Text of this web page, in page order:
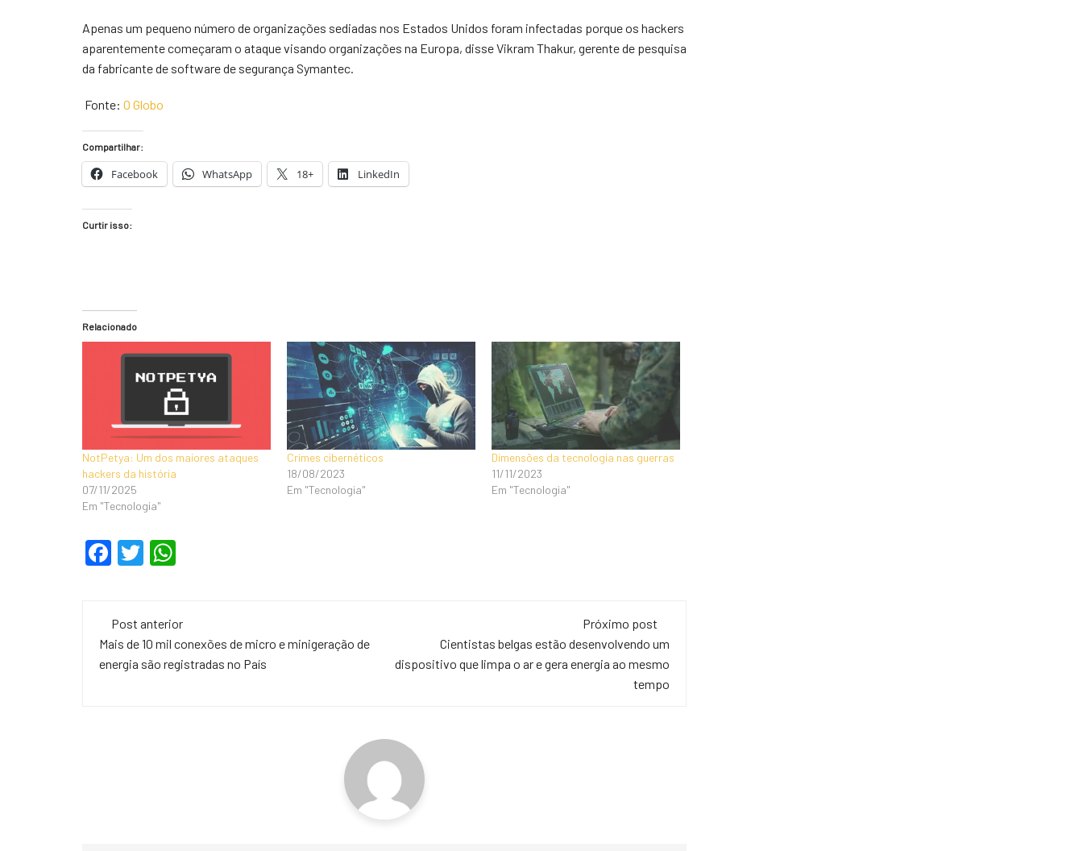
Apenas um pequeno número de organizações sediadas nos Estados Unidos foram infectadas porque os hackers
aparentemente começaram o ataque visando organizações na Europa, disse Vikram Thakur, gerente de pesquisa
da fabricante de software de segurança Symantec.
Fonte: O Globo
Compartilhar:
Facebook WhatsApp 18+ LinkedIn
Curtir isso:
Relacionado
NotPetya: Um dos maiores ataques
hackers da história
07/11/2025
Em "Tecnologia"
Crimes cibernéticos
18/08/2023
Em "Tecnologia"
Dimensões da tecnologia nas guerras
11/11/2023
Em "Tecnologia"
F
e
b
o
T
er s
A
p
Navegação
de
Post anterior
Mais de 10 mil conexões de micro e minigeração de
energia são registradas no País
Próximo post
Cientistas belgas estão desenvolvendo um
dispositivo que limpa o ar e gera energia ao mesmo
tempo